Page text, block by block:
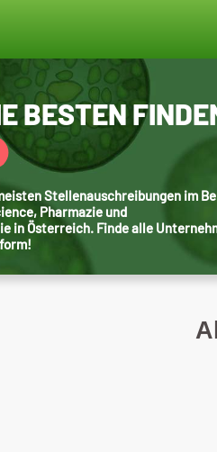
BESTEN
Stellenauschreibungen im
Pharmazie und
in Österreich. Finde alle